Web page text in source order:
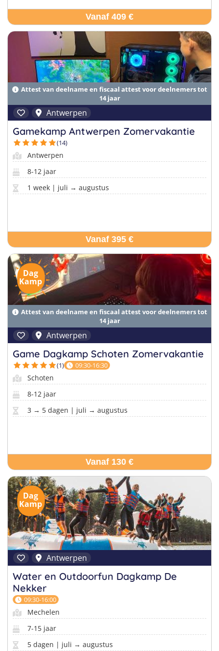
Vanaf 409 €
Attest van deelname en fiscaal attest voor deelnemers tot
14 jaar
Antwerpen
Gamekamp Antwerpen Zomervakantie
(14)
Antwerpen
8-12 jaar
1 week | juli → augustus
Vanaf 395 €
Dag
Kamp
Attest van deelname en fiscaal attest voor deelnemers tot
14 jaar
Antwerpen
Game Dagkamp Schoten Zomervakantie
(1) 09:30-16:30
Schoten
8-12 jaar
3 → 5 dagen | juli → augustus
Vanaf 130 €
Dag
Kamp
Antwerpen
Water en Outdoorfun Dagkamp De
Nekker
09:30-16:00
Mechelen
7-15 jaar
5 dagen | juli → augustus